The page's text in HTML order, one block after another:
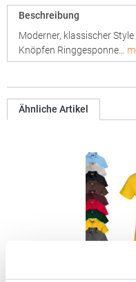
Beschreibung
Moderner, klassischer
Knöpfen Ringgesponne…
Ähnliche Artikel